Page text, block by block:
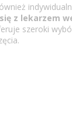
z lekarzem
szeroki